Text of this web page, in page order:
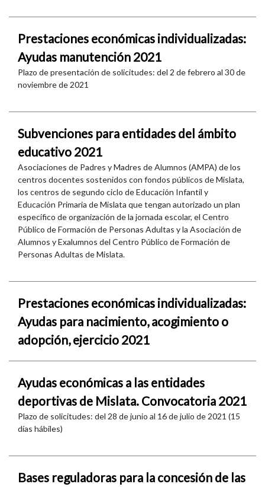
Prestaciones económicas individualizadas:
Ayudas manutención 2021
Plazo de presentación de solicitudes: del 2 de febrero al 30 de
noviembre de 2021
Subvenciones para entidades del ámbito
educativo 2021
Asociaciones de Padres y Madres de Alumnos (AMPA) de los
centros docentes sostenidos con fondos públicos de Mislata,
los centros de segundo ciclo de Educación Infantil y
Educación Primaria de Mislata que tengan autorizado un plan
específico de organización de la jornada escolar, el Centro
Público de Formación de Personas Adultas y la Asociación de
Alumnos y Exalumnos del Centro Público de Formación de
Personas Adultas de Mislata.
Prestaciones económicas individualizadas:
Ayudas para nacimiento, acogimiento o
adopción, ejercicio 2021
Ayudas económicas a las entidades
deportivas de Mislata. Convocatoria 2021
Plazo de solicitudes: del 28 de junio al 16 de julio de 2021 (15
días hábiles)
Bases reguladoras para la concesión de las